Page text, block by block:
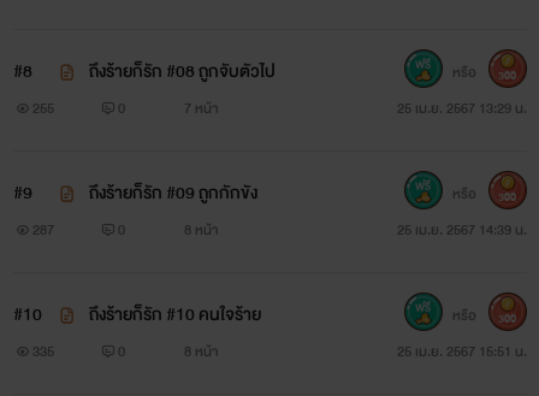
#8 ถึงร้ายก็รัก #08 ถูกจับตัวไป
255 0 7 หน้า 25 เม.ย. 2567 13:29 น.
หรือ 300
#9 ถึงร้ายก็รัก #09 ถูกกักขัง
287 0 8 หน้า 25 เม.ย. 2567 14:39 น.
หรือ 300
#10 ถึงร้ายก็รัก #10 คนใจร้าย
335 0 8 หน้า 25 เม.ย. 2567 15:51 น.
หรือ 300